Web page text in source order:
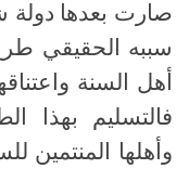
صارت بعدها دولة
سببه الحقيقي
أهل السنة
فالتسليم بهذا
وأهلها